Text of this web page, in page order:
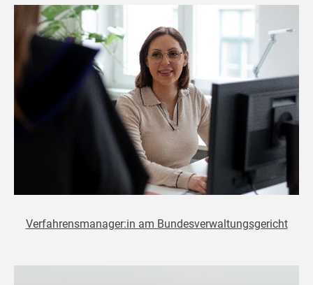
Verfahrensmanager:in am Bundesverwaltungsgericht